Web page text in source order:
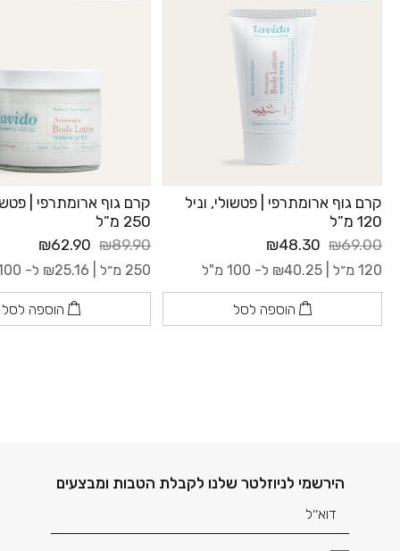
קרם גוף ארומתרפי | פטשולי, וניל
120 מ”ל
₪69.00
₪48.30
120 מ״ל | ₪40.25 ל- 100 מ"ל
הוספה לסל
קרם גוף ארומתרפי |
250 מ”ל
₪89.90
₪62.90
250 מ״ל | ₪25.16 ל- 100 מ"ל
הוספה לסל
הירשמי לניוזלטר שלנו לקבלת הטבות ומבצעים
דוא׳׳ל